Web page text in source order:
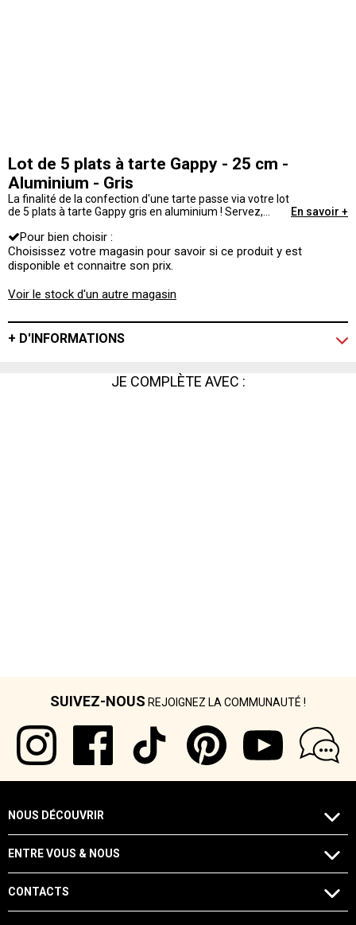
Lot de 5 plats à tarte Gappy - 25 cm -
Aluminium - Gris
La finalité de la confection d'une tarte passe via votre lot
de 5 plats à tarte Gappy gris en aluminium ! Servez,
En savoir +
Pour bien choisir :
Choisissez votre magasin pour savoir si ce produit y est
disponible et connaitre son prix.
Voir le stock d'un autre magasin
+ D'INFORMATIONS
JE COMPLÈTE AVEC :
SUIVEZ-NOUS REJOIGNEZ LA COMMUNAUTÉ !
NOUS DÉCOUVRIR
ENTRE VOUS & NOUS
CONTACTS